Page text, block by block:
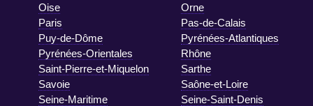
Oise
Orne
Paris
Pas-de-Calais
Puy-de-Dôme
Pyrénées-Atlantiques
Pyrénées-Orientales
Rhône
Saint-Pierre-et-Miquelon
Sarthe
Savoie
Saône-et-Loire
Seine-Maritime
Seine-Saint-Denis